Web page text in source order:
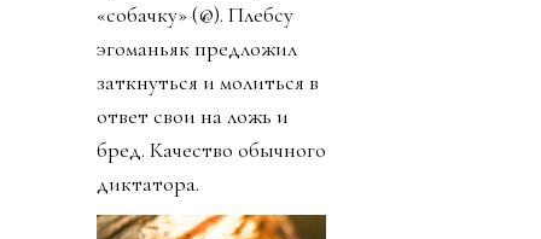
«собачку» (@). Плебсу
эгоманьяк предложил
заткнуться и молиться в
ответ свои на ложь и
бред. Качество обычного
диктатора.